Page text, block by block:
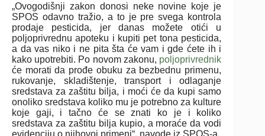
„Ovogodišnji zakon donosi neke novine koje je
SPOS odavno tražio, a to je pre svega kontrola
prodaje pesticida, jer danas možete otići u
poljoprivrednu apoteku i kupiti pet tona pesticida,
a da vas niko i ne pita šta će vam i gde ćete ih i
kako upotrebiti. Po novom zakonu, poljoprivrednik
će morati da prođe obuku za bezbednu primenu,
rukovanje, skladištenje, transport i odlaganje
sredstava za zaštitu bilja, i moći će da kupi samo
onoliko sredstava koliko mu je potrebno za kulture
koje gaji, i tačno će se znati ko je i koliko
sredstava za zaštitu bilja kupio, a moraće da vodi
evidenciju o njihovoj primeni“, navode iz SPOS-a.